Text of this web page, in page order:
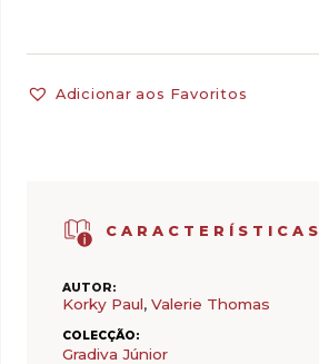
CARACTERÍSTICAS
AUTOR:
Korky Paul, Valerie Thomas
COLECÇÃO:
Gradiva Júnior
Adicionar aos Favoritos